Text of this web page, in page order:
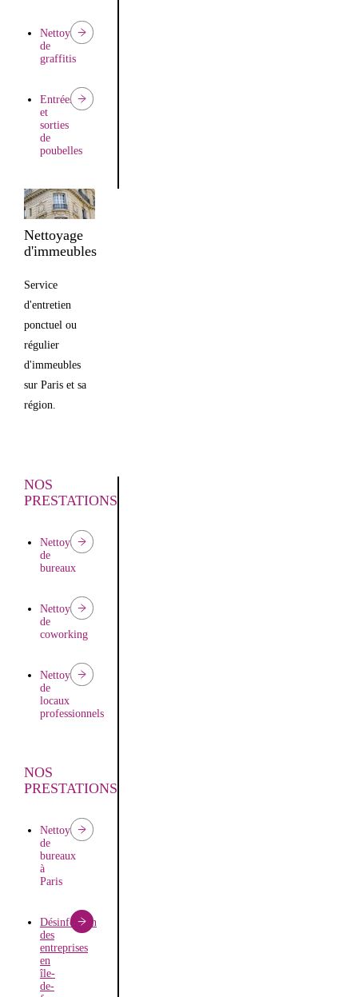
Nettoyage
de
graffitis
Entrées
et
sorties
de
poubelles
Nettoyage
d'immeubles
Service
d'entretien
ponctuel ou
régulier
d'immeubles
sur Paris et sa
région.
NOS
PRESTATIONS
Nettoyage
de
bureaux
Nettoyage
de
coworking
Nettoyage
de
locaux
professionnels
NOS
PRESTATIONS
Nettoyage
de
bureaux
à
Paris
Désinfection
des
entreprises
en
île-
de-